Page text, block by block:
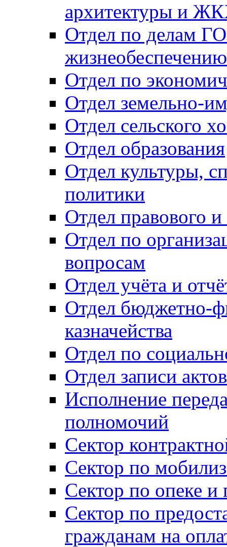
архитектуры и
Отдел по делам
Отдел по
Отдел земельно-
Отдел сельского
Отдел образования
Отдел культуры,
политики
Отдел правового
Отдел по
вопросам
Отдел учёта и
Отдел бюджетно-
казначейства
Отдел по
Отдел записи
Исполнение
полномочий
Сектор
Сектор по
Сектор по опеке и
Сектор по
гражданам на